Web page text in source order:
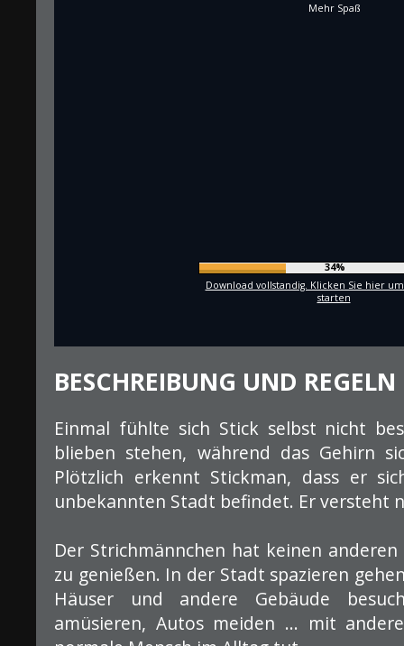
Mehr Spaß
36%
Download vollstandig. Klicken Sie hier
starten
BESCHREIBUNG UND REGELN
Einmal fühlte sich Stick selbst nicht
blieben stehen, während das Gehirn
Plötzlich erkennt Stickman, dass er
unbekannten Stadt befindet. Er versteht
Der Strichmännchen hat keinen anderen
zu genießen. In der Stadt spazieren
Häuser und andere Gebäude
amüsieren, Autos meiden ... mit